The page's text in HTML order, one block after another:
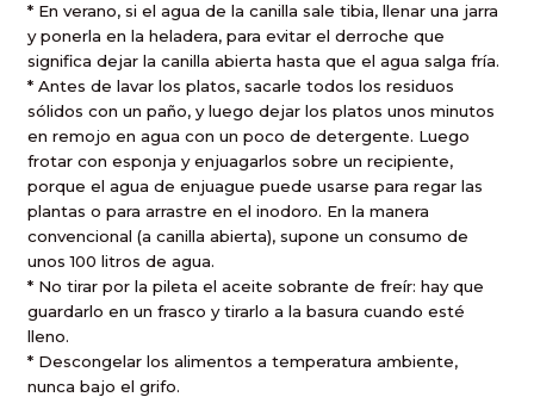
* En verano, si el agua de la canilla sale tibia, llenar una jarra
y ponerla en la heladera, para evitar el derroche que
significa dejar la canilla abierta hasta que el agua salga fría.
* Antes de lavar los platos, sacarle todos los residuos
sólidos con un paño, y luego dejar los platos unos minutos
en remojo en agua con un poco de detergente. Luego
frotar con esponja y enjuagarlos sobre un recipiente,
porque el agua de enjuague puede usarse para regar las
plantas o para arrastre en el inodoro. En la manera
convencional (a canilla abierta), supone un consumo de
unos100 litros de agua.
* No tirar por la pileta el aceite sobrante de freír: hay que
guardarlo en un frasco y tirarlo a la basura cuando esté
lleno.
* Descongelar los alimentos a temperatura ambiente,
nunca bajo el grifo.